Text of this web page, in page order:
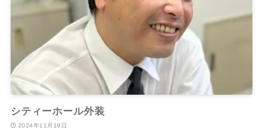
シティーホール外装
2024年11月19日